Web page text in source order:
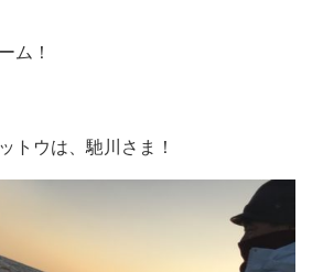
ム！
トウは、馳川さま！